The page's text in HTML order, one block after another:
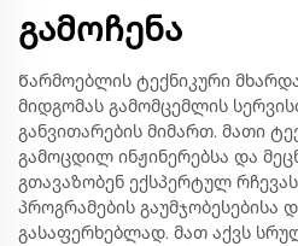
გამოჩენა
Წარმოებლის ტექნიკური
მიდგომას გამომცემლის
განვითარების მიმართ. მათი
გამოცდილ ინჟინერებსა და
გთავაზობენ ექსპერტულ
პროგრამების გაუმჯობესებისა
გასაფერხებლად. მათ აქვს